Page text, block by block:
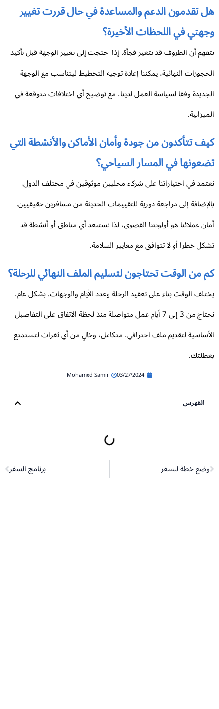
تقدمون الدعم والمساعدة في حال قررت تغيير
في اللحظات الأخيرة؟
أن الظروف قد تتغير فجأة. إذا احتجت إلى تغيير الوجهة قبل تأكيد
النهائية، يمكننا إعادة توجيه التخطيط ليتناسب مع الوجهة
وفقا لسياسة العمل لدينا، مع توضيح أي اختلافات متوقعة في
تتأكدون من جودة وأمان الأماكن والأنشطة التي
في المسار السياحي؟
في اختياراتنا على شركاء محليين موثوقين في مختلف الدول،
إلى مراجعة دورية للتقييمات الحديثة من مسافرين حقيقيين.
عملائنا هو أولويتنا القصوى، لذا نستبعد أي مناطق أو أنشطة قد
خطرا أو لا تتوافق مع معايير السلامة.
من الوقت تحتاجون لتسليم الملف النهائي للرحلة؟
الوقت بناء على تعقيد الرحلة وعدد الأيام والوجهات. بشكل عام،
نحتاج من 3 إلى 7 أيام عمل متواصلة منذ لحظة الاتفاق على التفاصيل
لتقديم ملف احترافي، متكامل، وخالٍ من أي ثغرات لتستمتع
03/27/2024
Mohamed Samir
الفهرس
وضع خطة للسفر برنامج السفر